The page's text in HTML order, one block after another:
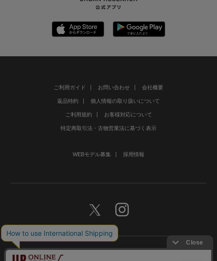
ご利用ガイド お問い合わせ 会社概要
返品特約 個人情報の取り扱いについて
ご利用規約 お客様対応について
特定商取引法・古物営業法に基づく表示
WEBモデル募集 採用情報